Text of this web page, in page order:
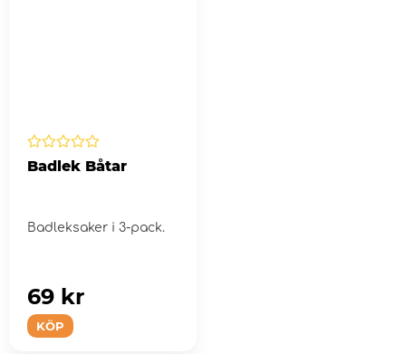
Badlek Båtar
Badleksaker i 3-pack.
KÖP
69 kr